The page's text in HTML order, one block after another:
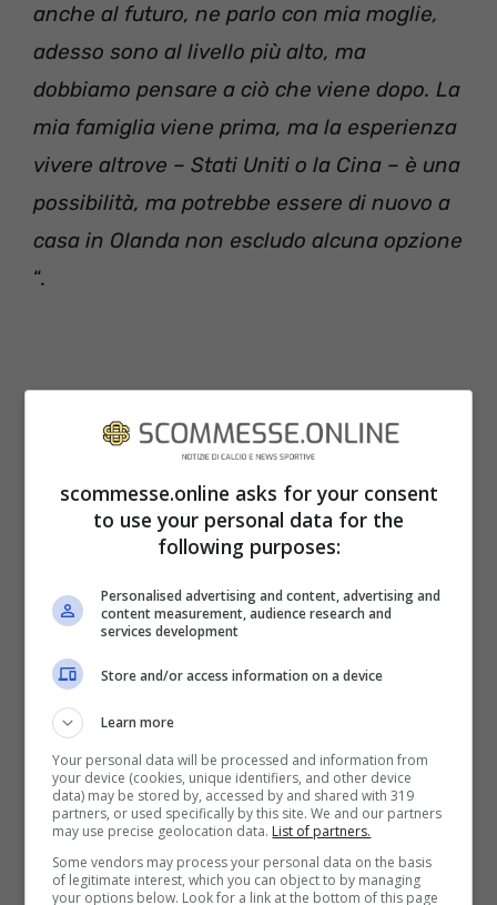
anche al futuro, ne parlo con mia moglie,
adesso sono al livello più alto, ma
dobbiamo pensare a ciò che viene dopo. La
mia famiglia viene prima, ma la esperienza
vivere altrove – Stati Uniti o la Cina – è una
possibilità, ma potrebbe essere di nuovo a
casa in Olanda non escludo alcuna opzione
“.
Da parte sua, spera di prolungare con il
Bayern il più possibile.
scommesse.online asks for your consent
to use your personal data for the
following purposes:
Personalised advertising and content, advertising and
content measurement, audience research and
services development
Store and/or access information on a device
Learn more
Your personal data will be processed and information from
your device (cookies, unique identifiers, and other device
data) may be stored by, accessed by and shared with 319
partners, or used specifically by this site. We and our partners
may use precise geolocation data. List of partners.
Some vendors may process your personal data on the basis
of legitimate interest, which you can object to by managing
your options below. Look for a link at the bottom of this page